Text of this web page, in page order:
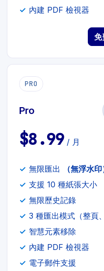
內建 PDF 檢視器
免
PRO
Pro
$8.99 / 月
無限匯出
（無浮水印
支援 10 種紙張大小
無限歷史記錄
3 種匯出模式（整頁
智慧元素移除
內建 PDF 檢視器
電子郵件支援